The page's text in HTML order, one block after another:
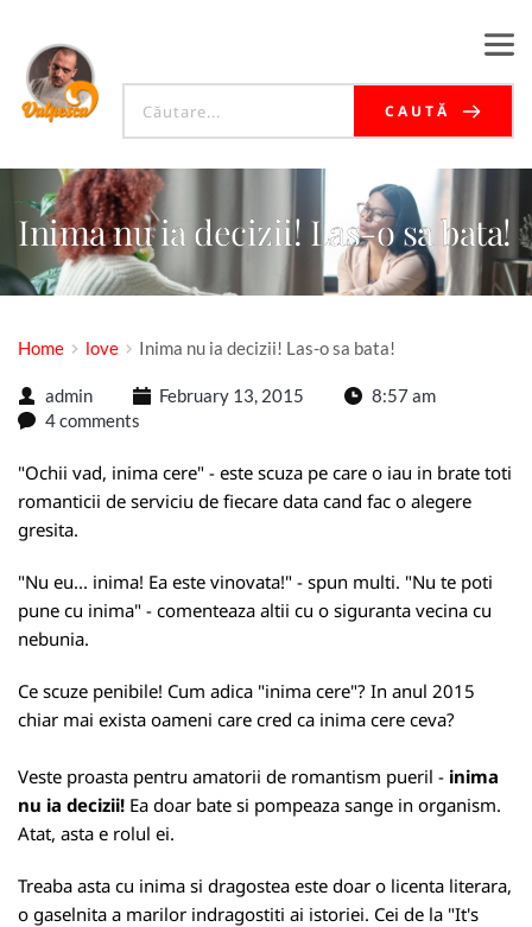
CAUTĂ
Inima nu ia decizii! Las-o sa bata!
Home love Inima nu ia decizii! Las-o sa bata!
admin February 13, 2015
8:57 am
4 comments
"Ochii vad, inima cere" - este scuza pe care o iau in brate toti
romanticii de serviciu de fiecare data cand fac o alegere
gresita.
"Nu eu... inima! Ea este vinovata!" - spun multi. "Nu te poti
pune cu inima" - comenteaza altii cu o siguranta vecina cu
nebunia.
Ce scuze penibile! Cum adica "inima cere"? In anul 2015
chiar mai exista oameni care cred ca inima cere ceva?
Veste proasta pentru amatorii de romantism pueril - inima
nu ia decizii! Ea doar bate si pompeaza sange in organism.
Atat, asta e rolul ei.
Treaba asta cu inima si dragostea este doar o licenta literara,
o gaselnita a marilor indragostiti ai istoriei. Cei de la "It's